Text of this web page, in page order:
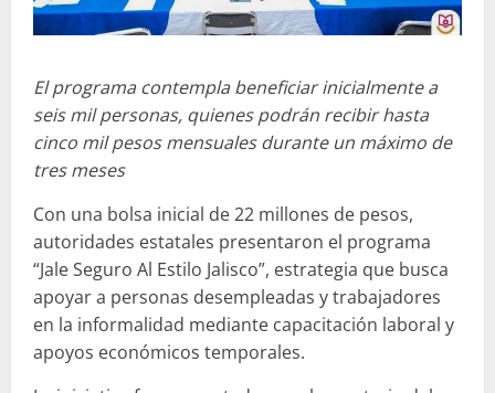
El programa contempla beneficiar inicialmente a
seis mil personas, quienes podrán recibir hasta
cinco mil pesos mensuales durante un máximo de
tres meses
Con una bolsa inicial de 22 millones de pesos,
autoridades estatales presentaron el programa
“Jale Seguro Al Estilo Jalisco”, estrategia que busca
apoyar a personas desempleadas y trabajadores
en la informalidad mediante capacitación laboral y
apoyos económicos temporales.